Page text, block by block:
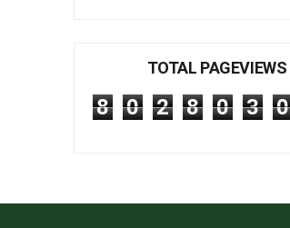
TOTAL PAGEVIEWS
8 0 2 8 0 3 0